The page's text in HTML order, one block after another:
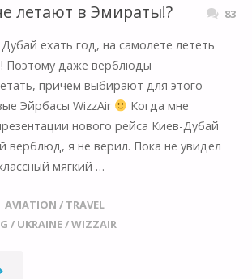
летают в Эмираты!? 83
ехать год, на самолете лететь
Поэтому даже верблюды
причем выбирают для этого
Эйрбасы WizzAir
Когда мне
нового рейса Киев-Дубай
верблюд, я не верил. Пока не увидел
мягкий …
AVIATION / TRAVEL
/ UKRAINE/WIZZAIR